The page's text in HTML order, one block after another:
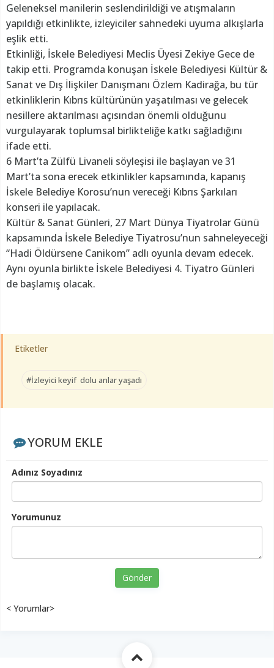
Geleneksel manilerin seslendirildiği ve atışmaların
yapıldığı etkinlikte, izleyiciler sahnedeki uyuma alkışlarla
eşlik etti.
Etkinliği, İskele Belediyesi Meclis Üyesi Zekiye Gece de
takip etti. Programda konuşan İskele Belediyesi Kültür &
Sanat ve Dış İlişkiler Danışmanı Özlem Kadirağa, bu tür
etkinliklerin Kıbrıs kültürünün yaşatılması ve gelecek
nesillere aktarılması açısından önemli olduğunu
vurgulayarak toplumsal birlikteliğe katkı sağladığını
ifade etti.
6 Mart’ta Zülfü Livaneli söyleşisi ile başlayan ve 31
Mart’ta sona erecek etkinlikler kapsamında, kapanış
İskele Belediye Korosu’nun vereceği Kıbrıs Şarkıları
konseri ile yapılacak.
Kültür & Sanat Günleri, 27 Mart Dünya Tiyatrolar Günü
kapsamında İskele Belediye Tiyatrosu’nun sahneleyeceği
“Hadi Öldürsene Canikom” adlı oyunla devam edecek.
Aynı oyunla birlikte İskele Belediyesi 4. Tiyatro Günleri
de başlamış olacak.
Etiketler
#İzleyici keyif dolu anlar yaşadı
YORUM EKLE
Adınız Soyadınız
Yorumunuz
Gönder
< Yorumlar>